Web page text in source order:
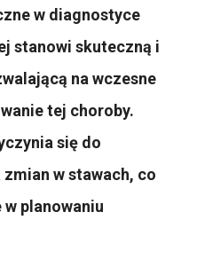
w diagnostyce
stanowi skuteczną i
na wczesne
tej choroby.
się do
w stawach, co
planowaniu